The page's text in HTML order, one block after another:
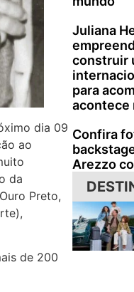
dia 09
ao
da
Preto,
de 200
Juliana
construir
para
acontece
Confira
Arezzo